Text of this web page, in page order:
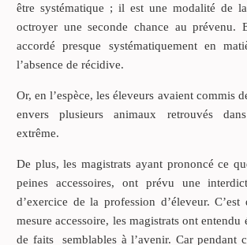
être systématique ; il est une modalité de
octroyer une seconde chance au prévenu.
accordé presque systématiquement en
l’absence de récidive.
Or, en l’espèce, les éleveurs avaient commis
envers plusieurs animaux retrouvés
extrême.
De plus, les magistrats ayant prononcé ce
peines accessoires, ont prévu une
d’exercice de la profession d’éleveur.
mesure accessoire, les magistrats ont
de faits semblables à l’avenir. Car pendant